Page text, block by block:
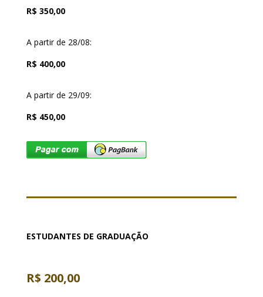
R$ 350,00
A partir de 28/08:
R$ 400,00
A partir de 29/09:
R$ 450,00
ESTUDANTES DE GRADUAÇÃO
R$ 200,00